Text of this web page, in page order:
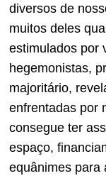
diversos de
muitos deles
estimulados por
hegemonistas,
majoritário,
enfrentadas por
consegue ter
espaço,
equânimes para